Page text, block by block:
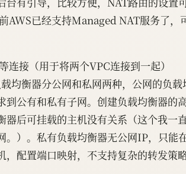
AWS已经支持Managed NAT服务了，
连接（用于将两个VPC连接到一起）
均衡器分公网和私网两种，公网的负
到公有和私有子网。创建负载均衡器的
器后可挂载的主机没有关系（这个我一
。）。私有负载均衡器无公网IP，只能
配置端口映射，不支持复杂的转发策